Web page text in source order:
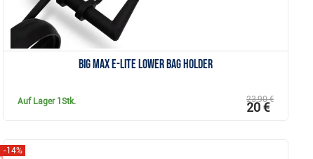
Big Max e-Lite Lower Bag Holder
Auf Lager 1Stk. 23,90 €
20 €
-14%